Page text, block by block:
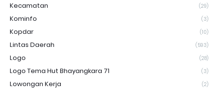
Kecamatan (29)
Kominfo (3)
Kopdar (10)
Lintas Daerah (593)
Logo (28)
Logo Tema Hut Bhayangkara 71 (3)
Lowongan Kerja (2)